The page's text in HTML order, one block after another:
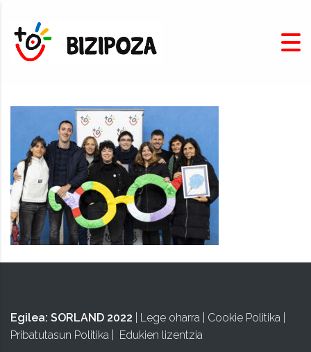
Egilea: SORLAND 2022 Lege oharra Cookie Politika
Pribatutasun Politika
Edukien lizentzia